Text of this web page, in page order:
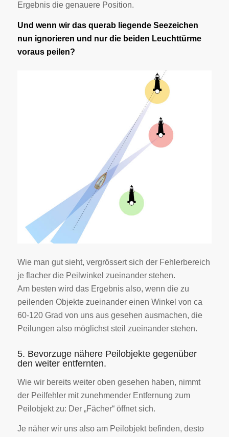
Ergebnis die genauere Position.
Und wenn wir das querab liegende Seezeichen
nun ignorieren und nur die beiden Leuchttürme
voraus peilen?
Wie man gut sieht, vergrössert sich der Fehlerbereich
je flacher die Peilwinkel zueinander stehen.
Am besten wird das Ergebnis also, wenn die zu
peilenden Objekte zueinander einen Winkel von ca
60-120 Grad von uns aus gesehen ausmachen, die
Peilungen also möglichst steil zueinander stehen.
5. Bevorzuge nähere Peilobjekte gegenüber
den weiter entfernten.
Wie wir bereits weiter oben gesehen haben, nimmt
der Peilfehler mit zunehmender Entfernung zum
Peilobjekt zu: Der „Fächer“ öffnet sich.
Je näher wir uns also am Peilobjekt befinden, desto